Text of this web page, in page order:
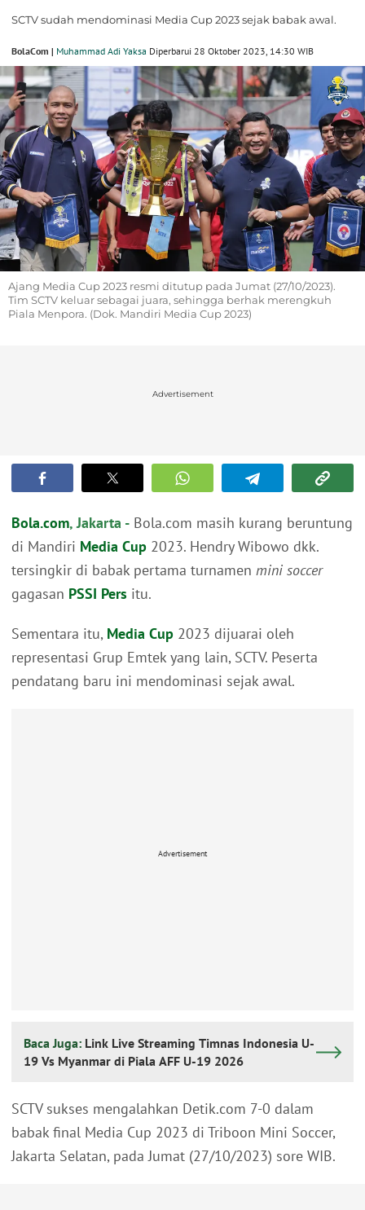
SCTV sudah mendominasi Media Cup 2023 sejak babak awal.
BolaCom | Muhammad Adi Yaksa Diperbarui 28 Oktober 2023, 14:30 WIB
Ajang Media Cup 2023 resmi ditutup pada Jumat (27/10/2023).
Tim SCTV keluar sebagai juara, sehingga berhak merengkuh
Piala Menpora. (Dok. Mandiri Media Cup 2023)
Advertisement
Bola.com, Jakarta - Bola.com masih kurang beruntung
di Mandiri Media Cup 2023. Hendry Wibowo dkk.
tersingkir di babak pertama turnamen mini soccer
gagasan PSSI Pers itu.
Sementara itu, Media Cup 2023 dijuarai oleh
representasi Grup Emtek yang lain, SCTV. Peserta
pendatang baru ini mendominasi sejak awal.
Advertisement
Baca Juga: Link Live Streaming Timnas Indonesia U-
19 Vs Myanmar di Piala AFF U-19 2026
SCTV sukses mengalahkan Detik.com 7-0 dalam
babak final Media Cup 2023 di Triboon Mini Soccer,
Jakarta Selatan, pada Jumat (27/10/2023) sore WIB.